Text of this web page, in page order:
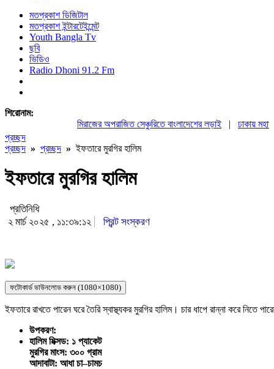
মতপ্রকাশ ডিজিটাল
মতপ্রকাশ ইন্টারটেইন্মেন্ট
Youth Bangla Tv
ছবি
ভিডিও
Radio Dhoni 91.2 Fm
শিরোনাম:
মিরাজের অপরাজিত সেঞ্চুরিতে বাংলাদেশের লড়াই|ঢাকায়
প্রচ্ছদ
প্রচ্ছদ » প্রচ্ছদ »ইফতারে মুরগির হালিম
ইফতারে মুরগির হালিম
প্রতিনিধি
২ মার্চ ২০২৫ , ১১:৩৯:১২
প্রিন্ট সংস্করণ
ফটোকার্ড ডাউনলোড করুন (1080×1080)
ইফতারে রাখতে পারেন ঘরে তৈরি স্বাস্থ্যকর মুরগির হালিম। চার ধাপে রান্না করে নিতে
উপকরণ:
হালিম মিক্সড: ১ প্যাকেট
মুরগির মাংস: ৩০০ গ্রাম
আদাবাটা: আধা চা–চামচ